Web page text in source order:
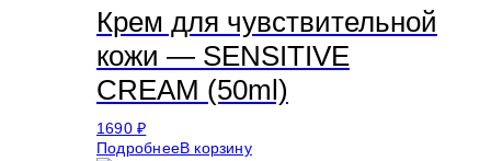
Крем для чувствительной
кожи — SENSITIVE
CREAM (50ml)
1690₽
ПодробнееВ корзину